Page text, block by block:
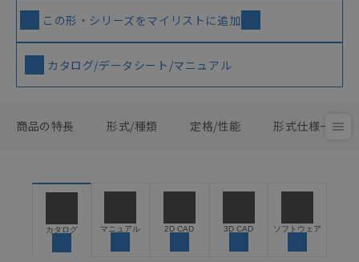
この形・シリーズをマイリストに追加
カタログ/データシート/マニュアル
商品の特長 形式/種類 定格/性能 形式仕様一覧
カタログ マニュアル 2D CAD 3D CAD ソフトウェア